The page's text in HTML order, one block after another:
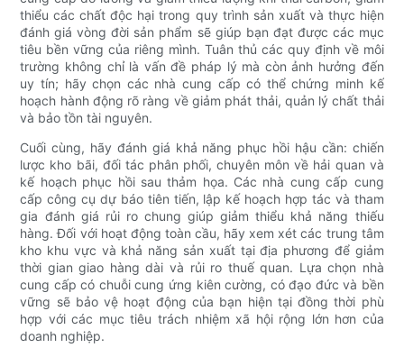
thiểu các chất độc hại trong quy trình sản xuất và thực hiện
đánh giá vòng đời sản phẩm sẽ giúp bạn đạt được các mục
tiêu bền vững của riêng mình. Tuân thủ các quy định về môi
trường không chỉ là vấn đề pháp lý mà còn ảnh hưởng đến
uy tín; hãy chọn các nhà cung cấp có thể chứng minh kế
hoạch hành động rõ ràng về giảm phát thải, quản lý chất thải
và bảo tồn tài nguyên.
Cuối cùng, hãy đánh giá khả năng phục hồi hậu cần: chiến
lược kho bãi, đối tác phân phối, chuyên môn về hải quan và
kế hoạch phục hồi sau thảm họa. Các nhà cung cấp cung
cấp công cụ dự báo tiên tiến, lập kế hoạch hợp tác và tham
gia đánh giá rủi ro chung giúp giảm thiểu khả năng thiếu
hàng. Đối với hoạt động toàn cầu, hãy xem xét các trung tâm
kho khu vực và khả năng sản xuất tại địa phương để giảm
thời gian giao hàng dài và rủi ro thuế quan. Lựa chọn nhà
cung cấp có chuỗi cung ứng kiên cường, có đạo đức và bền
vững sẽ bảo vệ hoạt động của bạn hiện tại đồng thời phù
hợp với các mục tiêu trách nhiệm xã hội rộng lớn hơn của
doanh nghiệp.